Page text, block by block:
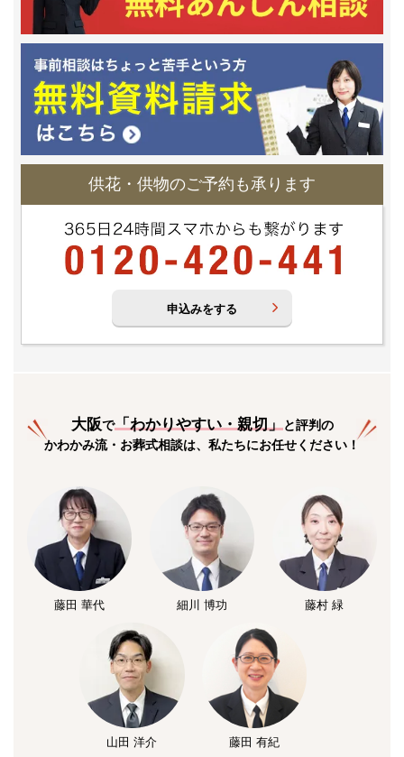
供花・供物のご予約も承ります
申込みをする
大阪で「わかりやすい・親切」と評判の
かわかみ流・お葬式相談は、私たちにお任せください！
藤田 華代 細川 博功 藤村 緑
山田 洋介 藤田 有紀